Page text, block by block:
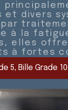
divers
à la
elles
à fortes
5, Bille Grade 10